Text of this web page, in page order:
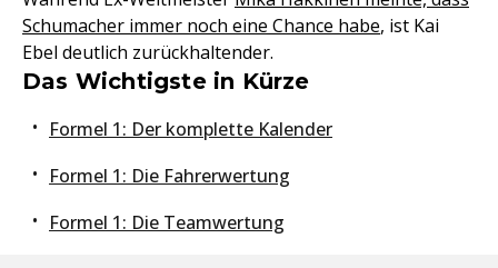
Schumacher immer noch eine Chance habe, ist Kai
Ebel deutlich zurückhaltender.
Das Wichtigste in Kürze
Formel 1: Der komplette Kalender
Formel 1: Die Fahrerwertung
Formel 1: Die Teamwertung